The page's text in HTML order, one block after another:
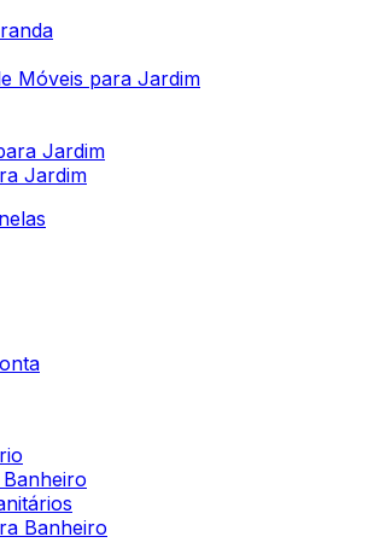
Móveis para Jardim
Jardim
Jardim
Banheiro